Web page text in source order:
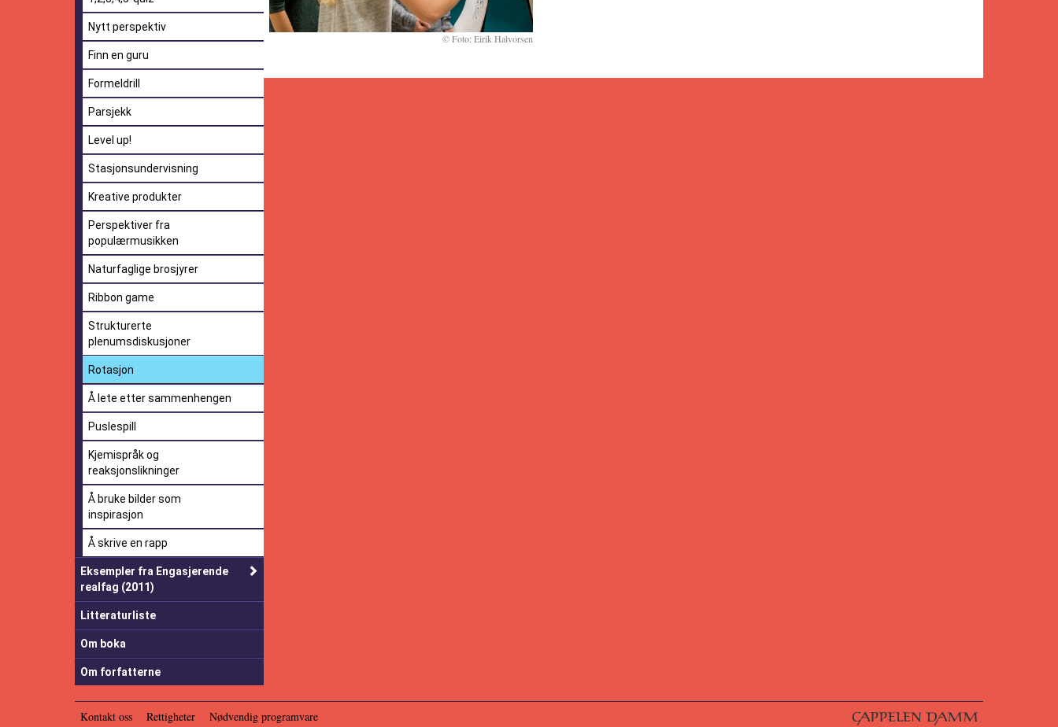
Nytt perspektiv
Finn en guru
Formeldrill
Parsjekk
Level up!
Stasjonsundervisning
Kreative produkter
Perspektiver fra
populærmusikken
Naturfaglige brosjyrer
Ribbon game
Strukturerte
plenumsdiskusjoner
Rotasjon
Å lete etter sammenhengen
Puslespill
Kjemispråk og
reaksjonslikninger
Å bruke bilder som
inspirasjon
Å skrive en rapp
Eksempler fra Engasjerende
realfag (2011)
Litteraturliste
Om boka
Om forfatterne
Foto: Eirik Halvorsen
Kontakt oss Rettigheter Nødvendig programvare